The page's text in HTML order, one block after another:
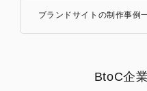
ブランドサイトの制作事例
BtoC企